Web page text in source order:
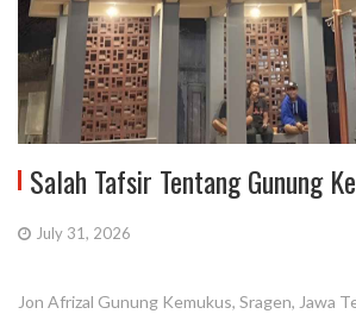
Salah Tafsir Tentang Gunung
July 31, 2026
Jon Afrizal Gunung Kemukus, Sragen, Jawa